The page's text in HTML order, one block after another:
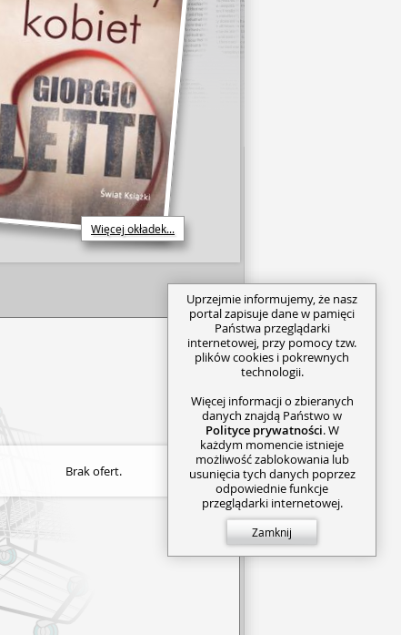
Więcej okładek...
Brak ofert.
Uprzejmie informujemy, że nasz
portal zapisuje dane w pamięci
Państwa przeglądarki
internetowej, przy pomocy tzw.
plików cookies i pokrewnych
technologii.
Więcej informacji o zbieranych
danych znajdą Państwo w
Polityce prywatności. W
każdym momencie istnieje
możliwość zablokowania lub
usunięcia tych danych poprzez
odpowiednie funkcje
przeglądarki internetowej.
Zamknij